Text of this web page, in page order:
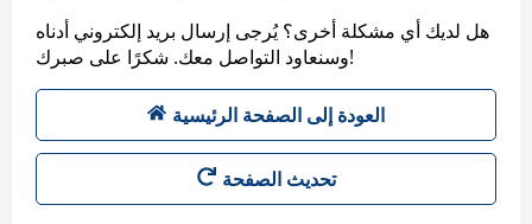
هل لديك أي مشكلة أخرى؟ يُرجى إرسال بريد إلكتروني أدناه
وسنعاود التواصل معك. شكرًا على صبرك!
العودة إلى الصفحة الرئيسية
تحديث الصفحة